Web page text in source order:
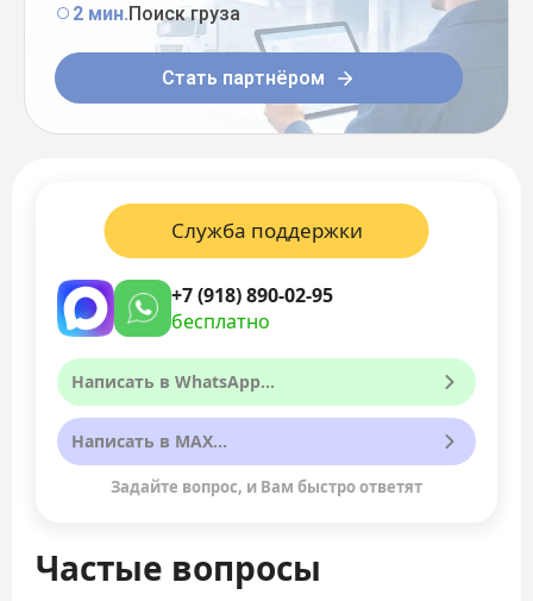
2 мин.Поиск груза
Стать партнёром
Частые вопросы
Служба поддержки
+7 (918) 890-02-95
бесплатно
Написать в WhatsApp...
Написать в MAX...
Задайте вопрос, и Вам быстро ответят